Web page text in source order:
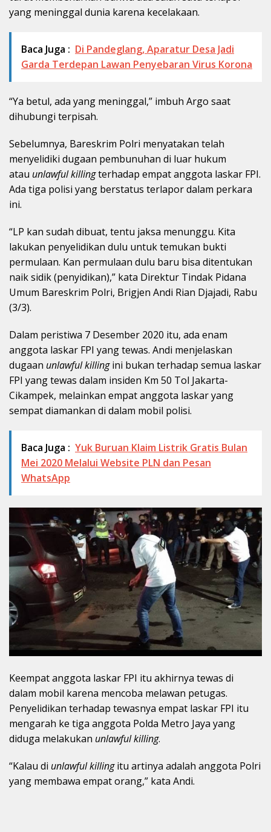
yang meninggal dunia karena kecelakaan.
Baca Juga : Di Pandeglang, Aparatur Desa Jadi
Garda Terdepan Lawan Penyebaran Virus Korona
“Ya betul, ada yang meninggal,” imbuh Argo saat
dihubungi terpisah.
Sebelumnya, Bareskrim Polri menyatakan telah
menyelidiki dugaan pembunuhan di luar hukum
atau unlawful killingterhadap empat anggota laskar FPI.
Ada tiga polisi yang berstatus terlapor dalam perkara
ini.
“LP kan sudah dibuat, tentu jaksa menunggu. Kita
lakukan penyelidikan dulu untuk temukan bukti
permulaan. Kan permulaan dulu baru bisa ditentukan
naik sidik (penyidikan),” kata Direktur Tindak Pidana
Umum Bareskrim Polri, Brigjen Andi Rian Djajadi, Rabu
(3/3).
Dalam peristiwa 7 Desember 2020 itu, ada enam
anggota laskar FPI yang tewas. Andi menjelaskan
dugaan unlawful killingini bukan terhadap semua laskar
FPI yang tewas dalam insiden Km 50 Tol Jakarta-
Cikampek, melainkan empat anggota laskar yang
sempat diamankan di dalam mobil polisi.
Baca Juga : Yuk Buruan Klaim Listrik Gratis Bulan
Mei 2020 Melalui Website PLN dan Pesan
WhatsApp
Keempat anggota laskar FPI itu akhirnya tewas di
dalam mobil karena mencoba melawan petugas.
Penyelidikan terhadap tewasnya empat laskar FPI itu
mengarah ke tiga anggota Polda Metro Jaya yang
diduga melakukan unlawful killing.
“Kalau di unlawful killingitu artinya adalah anggota Polri
yang membawa empat orang,” kata Andi.